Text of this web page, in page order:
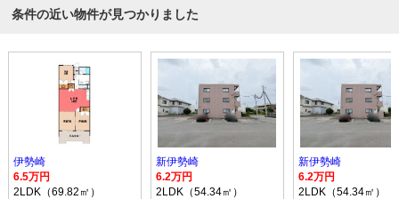
条件の近い物件が見つかりました
伊勢崎
6.5万円
2LDK（69.82㎡）
新伊勢崎
6.2万円
2LDK（54.34㎡）
新伊勢崎
6.2万円
2LDK（54.34㎡）